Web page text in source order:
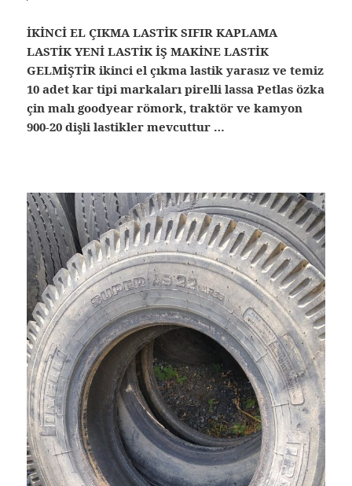
İKİNCİ EL ÇIKMA LASTİK SIFIR KAPLAMA
LASTİK YENİ LASTİK İŞ MAKİNE LASTİK
GELMİŞTİR ikinci el çıkma lastik yarasız ve temiz
10 adet kar tipi markaları pirelli lassa Petlas özka
çin malı goodyear römork, traktör ve kamyon
900-20 dişli lastikler mevcuttur …